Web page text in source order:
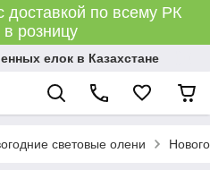
доставкой по всему РК
розницу
елок в Казахстане
световые олени